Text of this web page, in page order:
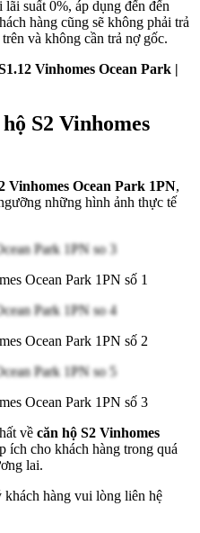
suất 0%, áp dụng đến đến
hàng cũng sẽ không phải trả
và không cần trả nợ gốc.
Vinhomes Ocean Park |
S2 Vinhomes
Vinhomes Ocean Park 1PN,
những hình ảnh thực tế
Ocean Park 1PN số 1
Ocean Park 1PN số 2
Ocean Park 1PN số 3
về căn hộ S2 Vinhomes
ích cho khách hàng trong quá
lai.
hàng vui lòng liên hệ